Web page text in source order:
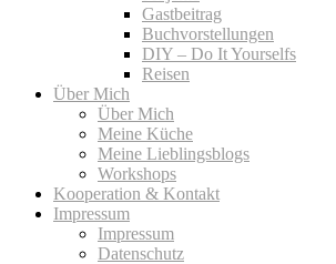
Gastbeitrag
Buchvorstellungen
DIY – Do It Yourselfs
Reisen
Über Mich
Über Mich
Meine Küche
Meine Lieblingsblogs
Workshops
Kooperation & Kontakt
Impressum
Impressum
Datenschutz